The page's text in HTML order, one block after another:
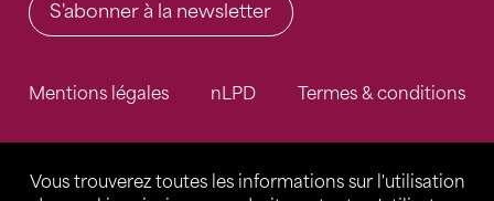
Vous trouverez toutes les informations sur l'utilisation
S'abonner à la newsletter
Mentions légales nLPD Termes & conditions